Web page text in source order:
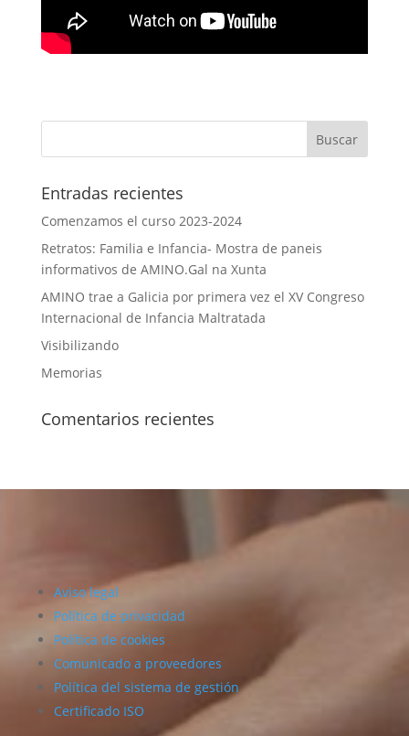
Entradas recientes
Comenzamos el curso 2023-2024
Retratos: Familia e Infancia- Mostra de paneis
informativos de AMINO.Gal na Xunta
AMINO trae a Galicia por primera vez el XV Congreso
Internacional de Infancia Maltratada
Visibilizando
Memorias
Comentarios recientes
Aviso legal
Política de privacidad
Política de cookies
Comunicado a proveedores
Política del sistema de gestión
Certificado ISO